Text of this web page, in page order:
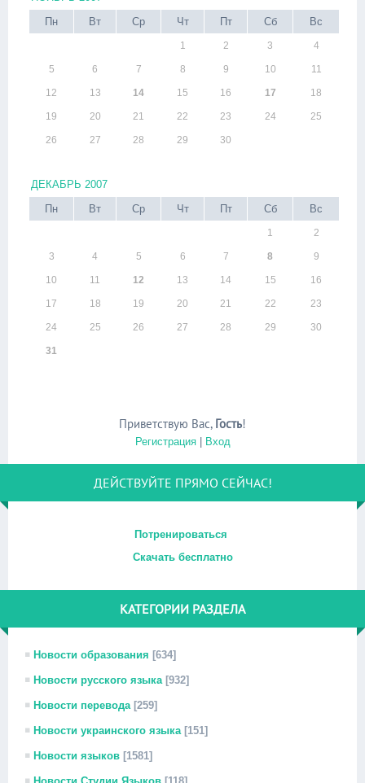
Пн
Вт Ср Чт Пт Сб Вс
1 2 3 4
5 6 7 8 9 10 11
12 13 14 15 16 17 18
19 20 21 22 23 24 25
26 27 28 29 30
ДЕКАБРЬ 2007
Пн
Вт Ср Чт Пт Сб Вс
1 2
3 4 5 6 7 8 9
10 11 12 13 14 15 16
17 18 19 20 21 22 23
24 25 26 27 28 29 30
31
Приветствую Вас, Гость!
Регистрация| Вход
ДЕЙСТВУЙТЕ ПРЯМО СЕЙЧАС!
Потренироваться
Скачать бесплатно
КАТЕГОРИИ РАЗДЕЛА
Новости образования [634]
Новости русского языка [932]
Новости перевода [259]
Новости украинского языка [151]
Новости языков [1581]